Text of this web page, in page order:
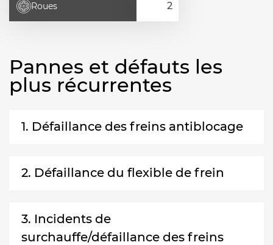
Roues
Pannes et défauts les
plus récurrentes
1. Défaillance des freins antiblocage
2. Défaillance du flexible de frein
3. Incidents de
surchauffe/défaillance des freins